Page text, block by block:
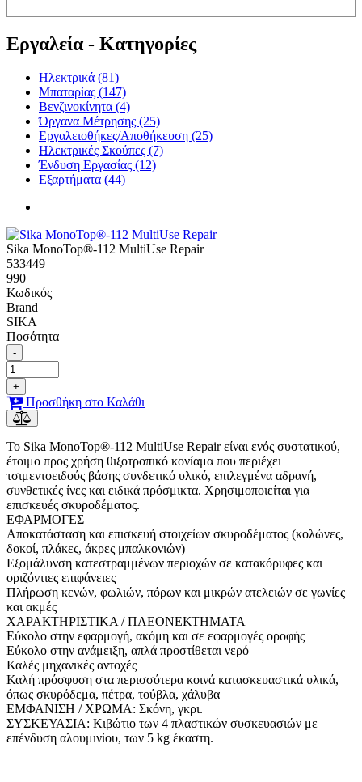
Εργαλεία - Κατηγορίες
Ηλεκτρικά (81)
Μπαταρίας (147)
Βενζινοκίνητα (4)
Όργανα Μέτρησης (25)
Εργαλειοθήκες/Αποθήκευση (25)
Ηλεκτρικές Σκούπες (7)
Ένδυση Εργασίας (12)
Εξαρτήματα (44)
Sika MonoTop®-112 MultiUse Repair
533449
990
Κωδικός
Brand
SIKA
Ποσότητα
-
+
Προσθήκη στο Καλάθι
Το Sika MonoTop®-112 MultiUse Repair είναι ενός συστατικού,
έτοιμο προς χρήση θιξοτροπικό κονίαμα που περιέχει
τσιμεντοειδούς βάσης συνδετικό υλικό, επιλεγμένα αδρανή,
συνθετικές ίνες και ειδικά πρόσμικτα. Χρησιμοποιείται για
επισκευές σκυροδέματος.
ΕΦΑΡΜΟΓΕΣ
Αποκατάσταση και επισκευή στοιχείων σκυροδέματος (κολώνες,
δοκοί, πλάκες, άκρες μπαλκονιών)
Εξομάλυνση κατεστραμμένων περιοχών σε κατακόρυφες και
οριζόντιες επιφάνειες
Πλήρωση κενών, φωλιών, πόρων και μικρών ατελειών σε γωνίες
και ακμές
ΧΑΡΑΚΤΗΡΙΣΤΙΚΑ / ΠΛΕΟΝΕΚΤΗΜΑΤΑ
Εύκολο στην εφαρμογή, ακόμη και σε εφαρμογές οροφής
Εύκολο στην ανάμειξη, απλά προστίθεται νερό
Καλές μηχανικές αντοχές
Καλή πρόσφυση στα περισσότερα κοινά κατασκευαστικά υλικά,
όπως σκυρόδεμα, πέτρα, τούβλα, χάλυβα
ΕΜΦΑΝΙΣΗ / ΧΡΩΜΑ: Σκόνη, γκρι.
ΣΥΣΚΕΥΑΣΙΑ: Κιβώτιο των 4 πλαστικών συσκευασιών με
επένδυση αλουμινίου, των 5 kg έκαστη.